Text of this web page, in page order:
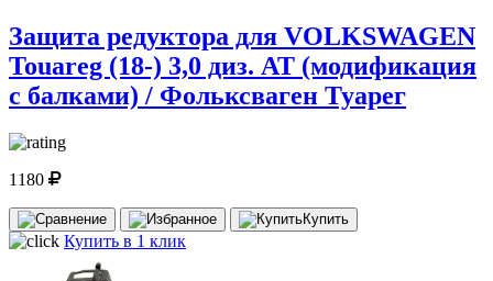
Защита редуктора для VOLKSWAGEN
Touareg (18-) 3,0 диз. AT (модификация
с балками) / Фольксваген Туарег
1180
Купить
Купить в 1 клик